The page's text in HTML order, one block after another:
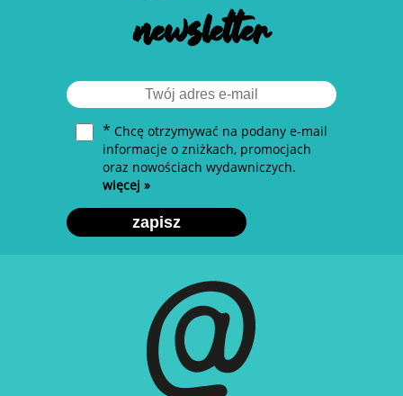
Krok 10. ODPOWIEDNI MOMENT
Krok 11. STRATEGICZNE ZNACZENIE
Krok 13. ZŁOTA RYBKA
Krok 14. WCIĄGAJĄCA TELENOWELA
Krok 15. PEWIEN PROBLEM
Krok 16. ŚWIĘTY GRAAL
PLAYLISTA
newsletter
* Chcę otrzymywać na podany e-mail
informacje o zniżkach, promocjach
oraz nowościach wydawniczych.
więcej »
zapisz